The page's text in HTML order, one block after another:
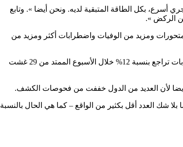
بكل الطاقة المتبقية لديه. ونحن أيضا ». وتابع
الركض ».
ومزيد من الوفيات واضطرابات أكثر ومزيد من
وبحسب آخر تقرير وبائي نشرته منظمة الصحة العالمية وخصص لوباء كوفيد -19 فإن عدد الإصابات تراجع بنسبة 12% خلال الأسبوع الممتد من 29 غشت
أيضا لأن العديد من الدول خففت من فحوصات الكشف.
إصابة مؤكدة رسميا – هنا أيضا بلا شك العدد أقل بكثير من الواقع – كما هي الحال بالنسبة